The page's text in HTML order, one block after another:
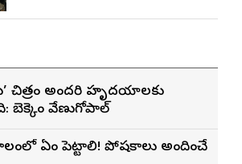
చిత్రం అందరి హృదయాలకు
బెక్కెం వేణుగోపాల్‌
ఏం పెట్టాలి! పోషకాలు అందించే